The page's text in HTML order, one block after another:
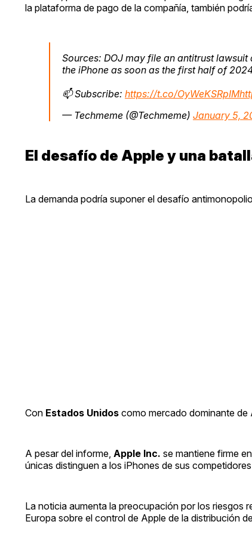
la plataforma de pago de la compañía, también
Sources: DOJ may file an antitrust
the iPhone as soon as the first half of
📫 Subscribe: https://t.co/OyWeKSRpIM
— Techmeme (@Techmeme) January 5,
El desafío de Apple y una
La demanda podría suponer el desafío
Con Estados Unidos como mercado dominante de
A pesar del informe, Apple Inc. se mantiene firme
únicas distinguen a los iPhones de sus
La noticia aumenta la preocupación por los riesgos
Europa sobre el control de Apple de la distribución